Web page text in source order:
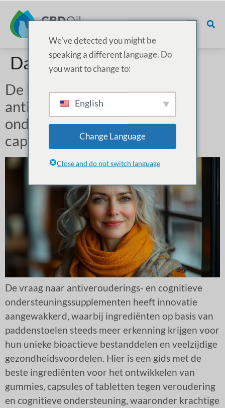
Dag:11 november 2024
De beste ingrediënten voor
antiveroudering en cognitieve
ondersteuning in gummies,
capsules en tabletten
De vraag naar antiverouderings- en cognitieve
ondersteuningssupplementen heeft innovatie
aangewakkerd, waarbij ingrediënten op basis van
paddenstoelen steeds meer erkenning krijgen voor
hun unieke bioactieve bestanddelen en veelzijdige
gezondheidsvoordelen. Hier is een gids met de
beste ingrediënten voor het ontwikkelen van
gummies, capsules of tabletten tegen veroudering
en cognitieve ondersteuning, waaronder krachtige
We've detected you might be
speaking a different language. Do
you want to change to:
English
Change Language
Close and do not switch language